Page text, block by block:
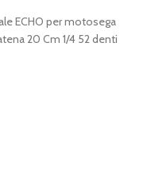
ECHO per motosega
20 Cm 1/4 52 denti